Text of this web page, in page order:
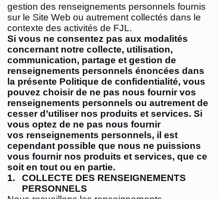
gestion des renseignements personnels fournis
sur le Site Web ou autrement collectés dans le
contexte des activités de FJL.
Si vous ne consentez pas aux modalités
concernant notre collecte, utilisation,
communication, partage et gestion de
renseignements personnels énoncées dans
la présente Politique de confidentialité, vous
pouvez choisir de ne pas nous fournir vos
renseignements personnels ou autrement de
cesser d’utiliser nos produits et services. Si
vous optez de ne pas nous fournir
vos renseignements personnels, il est
cependant possible que nous ne puissions
vous fournir nos produits et services, que ce
soit en tout ou en partie.
COLLECTE DES RENSEIGNEMENTS
PERSONNELS